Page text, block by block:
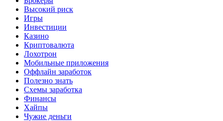
Высокий риск
Игры
Инвестиции
Казино
Криптовалюта
Лохотрон
Мобильные приложения
Оффлайн заработок
Полезно знать
Схемы заработка
Финансы
Хайпы
Чужие деньги